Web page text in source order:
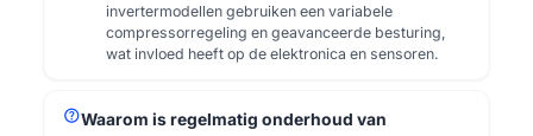
invertermodellen gebruiken een variabele
compressorregeling en geavanceerde besturing,
wat invloed heeft op de elektronica en sensoren.
helpWaarom is regelmatig onderhoud van